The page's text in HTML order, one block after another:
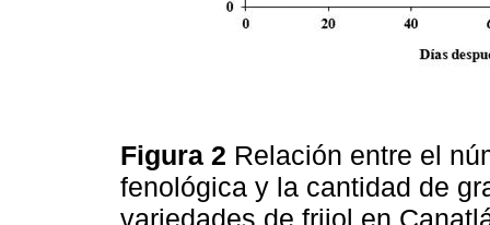
Figura 2 Relación entre el
fenológica y la cantidad de
variedades de frijol en